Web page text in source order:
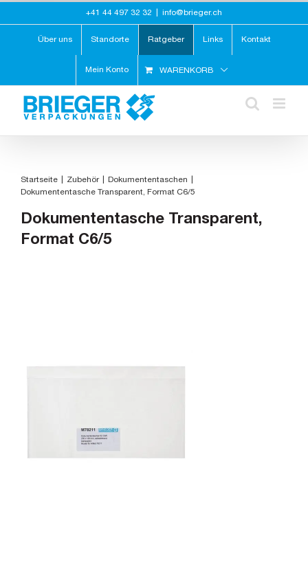
springen
+41 44 497 32 32 info@brieger.ch
Über uns Standorte Ratgeber Links Kontakt
Mein Konto WARENKORB
Startseite Zubehör
Dokumententaschen
Dokumententasche Transparent, Format C6/5
Dokumententasche Transparent,
Format C6/5